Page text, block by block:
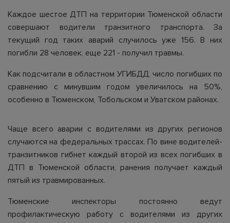
Каждое шестое ДТП на территории Тюменской области
совершают водители транзитного транспорта. За
текущий год таких аварий случилось уже 156. В них
погибли 28 человек, еще 221 - получил травмы.
Как подсчитали в областном УГИБДД, число погибших по
сравнению с минувшим годом увеличилось на 50%,
особенно в Тюменском, Тобольском и Уватском районах.
Чаще всего аварии с водителями из других регионов
случаются на федеральных трассах. По вине водителей-
транзитников гибнет каждый второй из всех погибших в
ДТП в Тюменской области, ранения получает каждый
пятый из травмированных.
Тюменские инспекторы постоянно ведут
профилактическую работу с водителями из других